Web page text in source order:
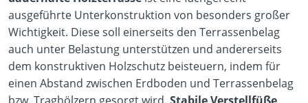
ausgeführte Unterkonstruktion von besonders großer
Wichtigkeit. Diese soll einerseits den Terrassenbelag
auch unter Belastung unterstützen und andererseits
dem konstruktiven Holzschutz beisteuern, indem für
einen Abstand zwischen Erdboden und Terrassenbelag